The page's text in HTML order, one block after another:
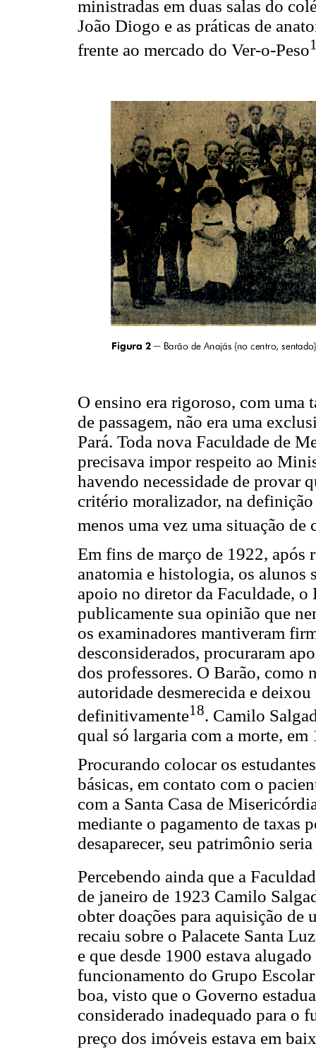
ministradas em duas salas do
João Diogo e as práticas de
frente ao mercado do Ver-o-Peso
O ensino era rigoroso, com uma
de passagem, não era uma
Pará. Toda nova Faculdade de
precisava impor respeito ao
havendo necessidade de provar
critério moralizador, na
menos uma vez uma situação de
Em fins de março de 1922, após
anatomia e histologia, os alunos
apoio no diretor da Faculdade, o
publicamente sua opinião que
os examinadores mantiveram
desconsiderados, procuraram
dos professores. O Barão, como
autoridade desmerecida e
definitivamente18. Camilo
qual só largaria com a morte, em
Procurando colocar os
básicas, em contato com o
com a Santa Casa de
mediante o pagamento de taxas
desaparecer, seu patrimônio
Percebendo ainda que a
de janeiro de 1923 Camilo
obter doações para aquisição de
recaiu sobre o Palacete Santa
e que desde 1900 estava
funcionamento do Grupo
boa, visto que o Governo
considerado inadequado para o
preço dos imóveis estava em